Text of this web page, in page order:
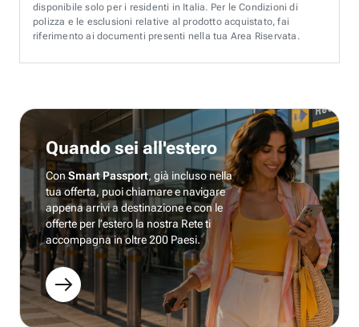
disponibile solo per i residenti in Italia. Per le Condizioni di
polizza e le esclusioni relative al prodotto acquistato, fai
riferimento ai documenti presenti nella tua Area Riservata.
Quando sei all'estero
ConSmart Passport, già incluso nella
tua offerta, puoi chiamare e navigare
appena arrivi a destinazione e con le
offerte per l’estero la nostra Rete ti
accompagna in oltre 200 Paesi.